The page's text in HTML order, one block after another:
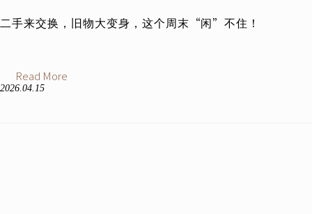
二手来交换，旧物大变身，这个周末“闲”不住！
2026.04.15
Read More